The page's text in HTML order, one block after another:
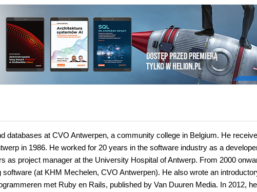
databases at CVO Antwerpen, a community college in Belgium. He
in 1986. He worked for 20 years in the software industry as a
as project manager at the University Hospital of Antwerp. From 2000
(at KHM Mechelen, CVO Antwerpen). He also wrote an
met Ruby en Rails, published by Van Duuren Media. In 2012, he